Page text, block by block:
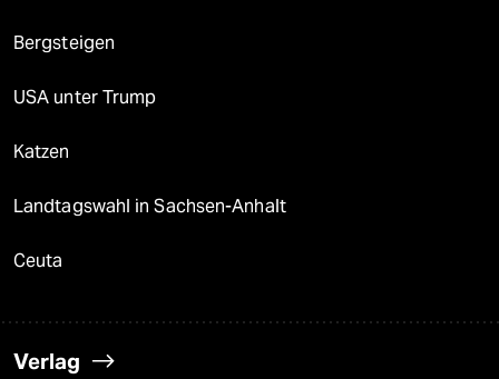
Bergsteigen
USA unter Trump
Katzen
Landtagswahl in Sachsen-Anhalt
Ceuta
Verlag